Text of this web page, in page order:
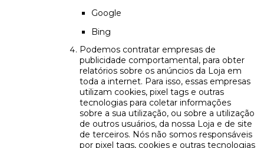
Google
Bing
Podemos contratar empresas de
publicidade comportamental, para obter
relatórios sobre os anúncios da Loja em
toda a internet. Para isso, essas empresas
utilizam cookies, pixel tags e outras
tecnologias para coletar informações
sobre a sua utilização, ou sobre a utilização
de outros usuários, da nossa Loja e de site
de terceiros. Nós não somos responsáveis
por pixel tags, cookies e outras tecnologias